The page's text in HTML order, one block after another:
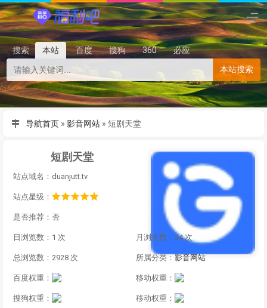
搜索 本站 百度 搜狗 360
必应
本站搜索
导航首页 » 影音网站 » 短剧天堂
短剧天堂
站点域名：duanjutt.tv
站点星级：
是否推荐：否
日浏览数：1 次 月浏览数：34 次
总浏览数：2928 次 所属分类： 影音网站
百度权重： 移动权重：
搜狗权重： 移动权重：